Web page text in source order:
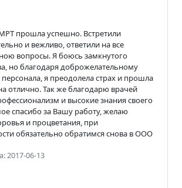
прошла успешно. Встретили
и вежливо, ответили на все
вопросы. Я боюсь замкнутого
но благодаря доброжелательному
я преодолела страх и прошла
отлично. Так же благодарю врачей
и высокие знания своего
спасибо за Вашу работу, желаю
и процветания, при
обязательно обратимся снова в ООО
2017-06-13